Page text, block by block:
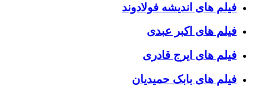
فیلم های اندیشه فولادوند
فیلم های اکبر عبدی
فیلم های ایرج قادری
فیلم های بابک حمیدیان